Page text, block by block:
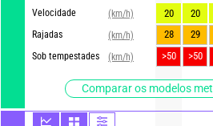
Velocidade
(km/h)
Rajadas
(km/h)
Sob tempestades
(km/h)
Comparar os modelos
20
20
28
29
>50
>50